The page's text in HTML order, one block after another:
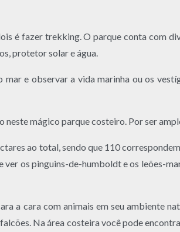
é fazer trekking. O parque conta com
protetor solar e água.
e observar a vida marinha ou os
neste mágico parque costeiro. Por ser
ao total, sendo que 110
os pinguins-de-humboldt e os leões-
a cara com animais em seu ambiente
Na área costeira você pode